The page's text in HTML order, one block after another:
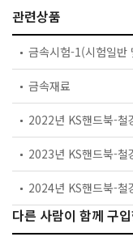
관련상품
금속시험-1(시험일반
금속재료
2022년 KS핸드북-철
2023년 KS핸드북-철
2024년 KS핸드북-철
다른 사람이 함께 구